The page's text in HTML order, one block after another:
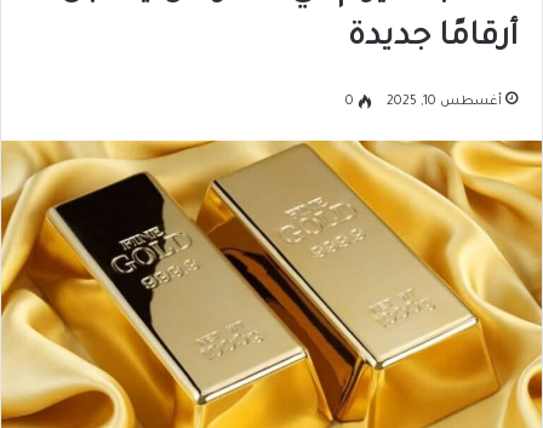
أرقامًا جديدة
أغسطس 10, 2025 0